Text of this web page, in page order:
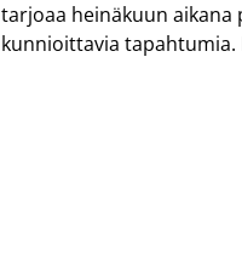
tarjoaa heinäkuun
kunnioittavia